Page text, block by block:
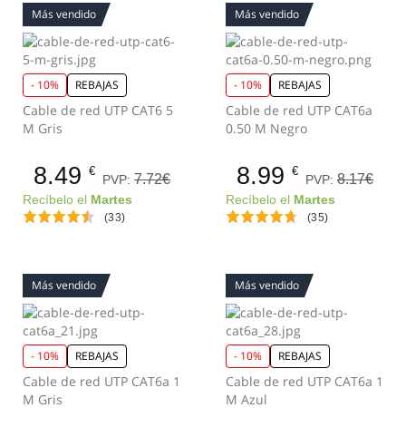
Más vendido
- 10% REBAJAS
Cable de red UTP CAT6 5
M Gris
8.49 €
PVP: 7.72€
Recíbelo el Martes
(33)
Más vendido
- 10% REBAJAS
Cable de red UTP CAT6a
0.50 M Negro
8.99 €
PVP: 8.17€
Recíbelo el Martes
(35)
Más vendido
- 10% REBAJAS
Cable de red UTP CAT6a 1
M Gris
Más vendido
- 10% REBAJAS
Cable de red UTP CAT6a 1
M Azul